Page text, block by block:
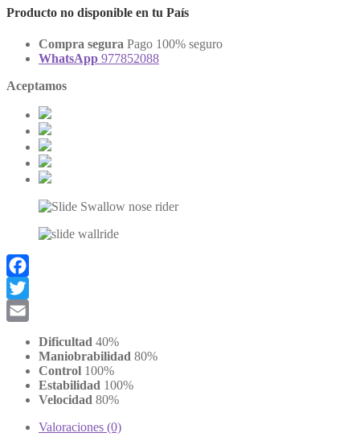
Producto no disponible en tu País
Compra segura Pago 100% seguro
WhatsApp 977852088
Aceptamos
Facebook
Twitter
Dificultad 40%
Maniobrabilidad 80%
Control 100%
Estabilidad 100%
Velocidad 80%
Valoraciones (0)